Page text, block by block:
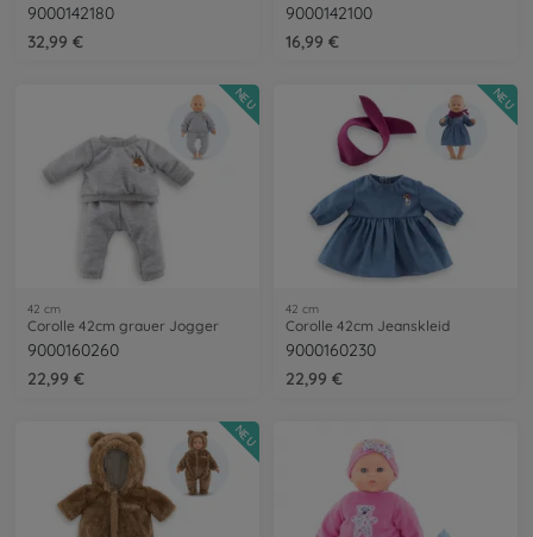
9000142180
32,99 €
9000142100
16,99 €
42 cm
Corolle 42cm grauer Jogger
9000160260
22,99 €
NEU
42 cm
Corolle 42cm Jeanskleid
9000160230
22,99 €
NEU
NEU